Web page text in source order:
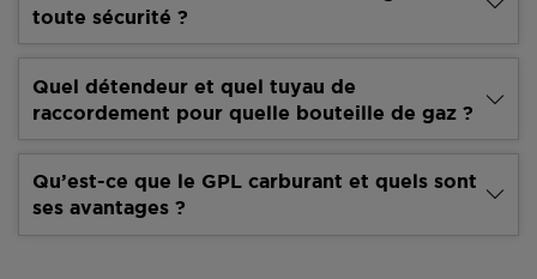
toute sécurité ?
Quel détendeur et quel tuyau de
raccordement pour quelle bouteille de gaz ?
Qu’est-ce que le GPL carburant et quels sont
ses avantages ?